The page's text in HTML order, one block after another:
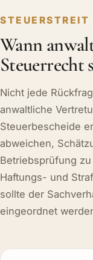
Wann
Steuerrecht
Nicht jede
anwaltliche
Steuerbescheide
abweichen,
Betriebsprüfung
Haftungs- und
sollte der
eingeordnet